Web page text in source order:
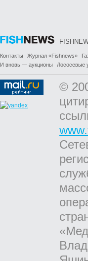
Контакты Журнал «Fishnews»
И вновь — аукционы
Лососевые
©